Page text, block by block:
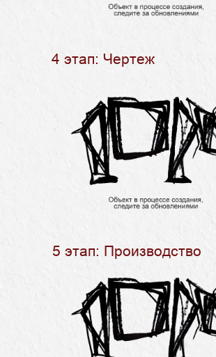
5 этап: Производство
4 этап: Чертеж